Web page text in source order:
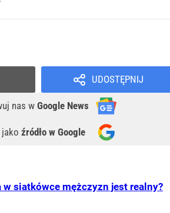
UDOSTĘPNIJ
nas w Google News
jako źródło w Google
w siatkówce mężczyzn jest realny?